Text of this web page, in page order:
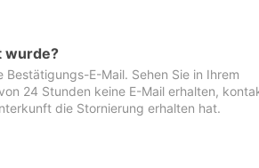
wurde?
E-Mail. Sehen Sie in Ihrem
24 Stunden keine E-Mail erhalten,
die Stornierung erhalten hat.